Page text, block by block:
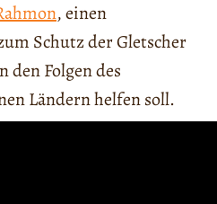
, einen
Schutz der Gletscher
den Folgen des
Ländern helfen soll.